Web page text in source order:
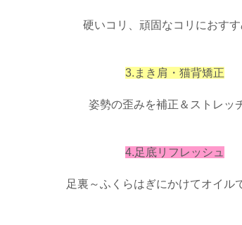
硬いコリ、頑固なコリにおすす
3.まき肩・猫背矯正
姿勢の歪みを補正＆ストレッ
4.足底リフレッシュ
足裏～ふくらはぎにかけてオイル